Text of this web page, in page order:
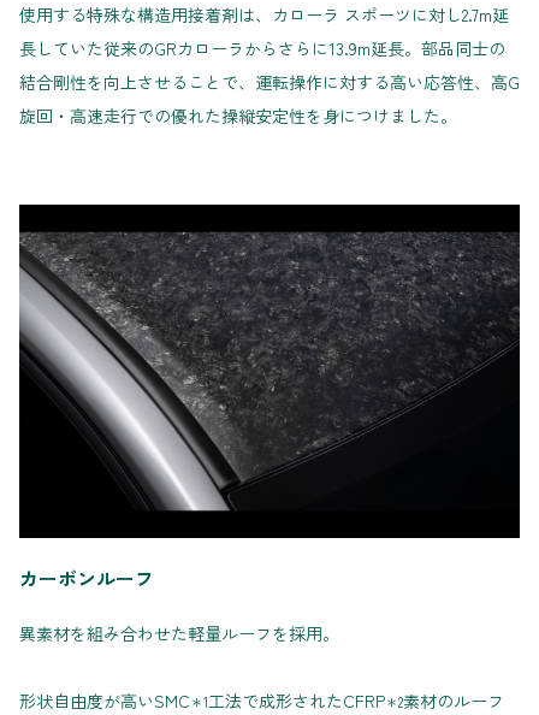
使用する特殊な構造用接着剤は、カローラ スポーツに対し2.7m延
長していた従来のGRカローラからさらに13.9m延長。部品同士の
結合剛性を向上させることで、運転操作に対する高い応答性、高G
旋回・高速走行での優れた操縦安定性を身につけました。
カーボンルーフ
異素材を組み合わせた軽量ルーフを採用。
形状自由度が高いSMC＊1工法で成形されたCFRP＊2素材のルーフ